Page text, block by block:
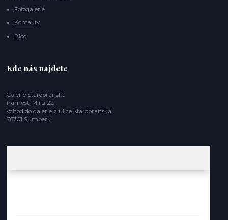
Fotogalerie
Kontakty
Blog
Kde nás najdete
Galerie Starobranská
náměstí Míru 22
vchod do galerie z ulice Starobranská
78701 Šumperk